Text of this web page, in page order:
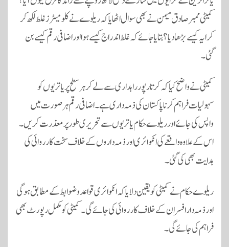
کمیٹی ممبر صادق میمن نے بھی سوال اٹھایا کہ ریلوے نے کلومیٹرز غلط لکھ کر
کرایہ کیسے بڑھا دیا؟ بتایا جائے کہ غلط اندراج کیسے ہوا اور اضافی رقم کیسے بن
گئی۔
کمیٹی نے واضح کیا کہ کرتارپور راہداری سے لے کر ہر سطح پر یاتریوں کو
سہولیات فراہم کرنا پاکستان کی ذمہ داری ہے۔ اضافی رقم ہر صورت میں
واپس کی جائے اور ریلوے حکام یاتریوں سے تحریری طور پر معذرت کریں۔
اس کے علاوہ واقعے کی انکوائری اور ذمہ داروں کے خلاف سخت کارروائی کی
ہدایت بھی کی گئی۔
ریلوے حکام نے کمیٹی کو یقین دلایا کہ انکوائری قواعد و ضوابط کے مطابق ہوگی
اور ذمہ دار افسران کے خلاف کارروائی کی جائے گی۔ کمیٹی کو مکمل رپورٹ بھی
فراہم کی جائے گی۔